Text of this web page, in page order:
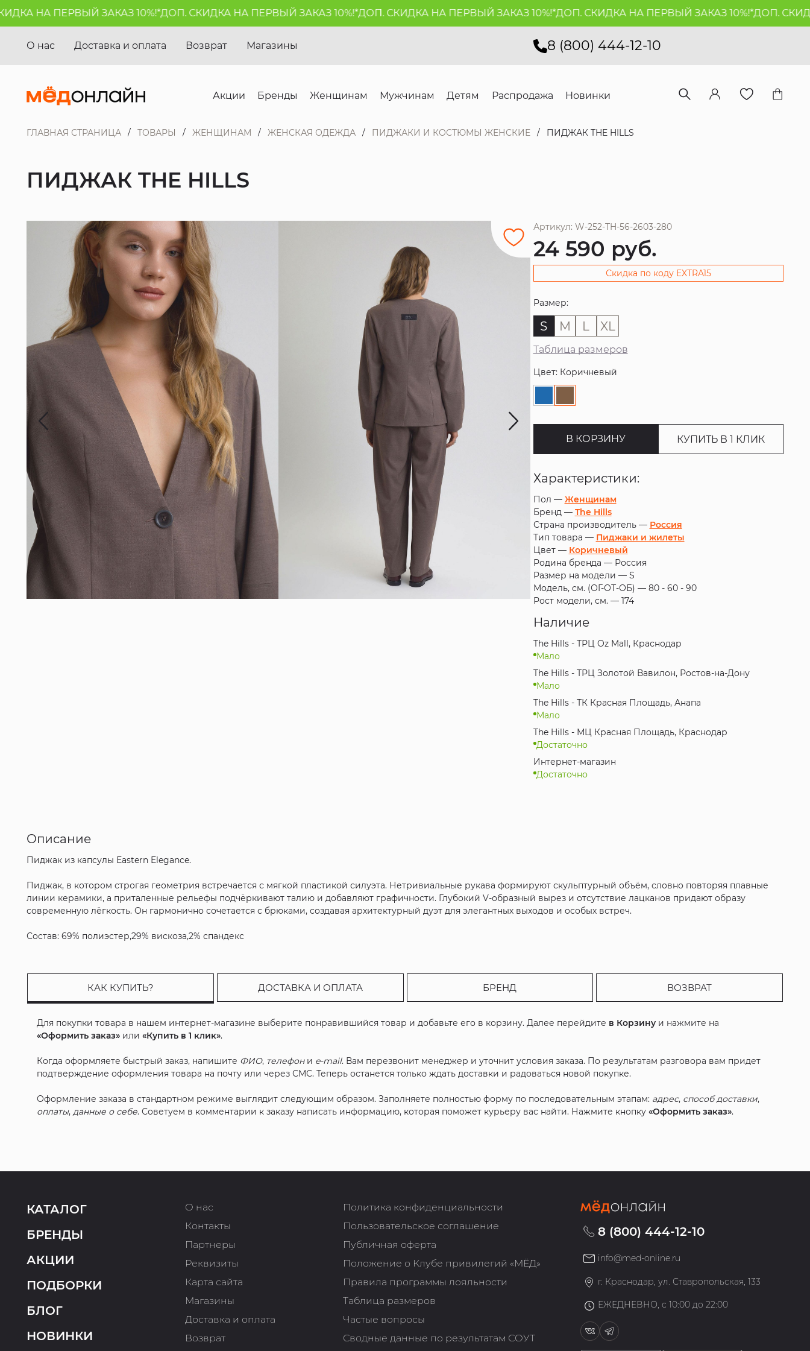
НА ПЕРВЫЙ ЗАКАЗ 10%!*ДОП. СКИДКА НА ПЕРВЫЙ ЗАКАЗ 10%!*ДОП. СКИДКА НА ПЕРВЫЙ ЗАКАЗ 10%!*ДОП. СКИДКА НА ПЕРВЫЙ ЗАКАЗ 10%!*ДОП. СКИДКА
8 (800) 444-12-10
О нас Доставка и оплата Возврат Магазины
Акции Бренды Женщинам Мужчинам Детям Распродажа Новинки
ГЛАВНАЯ СТРАНИЦА ТОВАРЫ ЖЕНЩИНАМ ЖЕНСКАЯ ОДЕЖДА ПИДЖАКИ И КОСТЮМЫ ЖЕНСКИЕ ПИДЖАК THE HILLS
ПИДЖАК THE HILLS
Артикул: W-252-TH-56-2603-280
24 590 руб.
Скидка по коду EXTRA15
Размер:
S M L XL
Таблица размеров
Цвет: Коричневый
В КОРЗИНУ КУПИТЬ В 1 КЛИК
Характеристики:
Пол — Женщинам
Бренд — The Hills
Страна производитель — Россия
Тип товара — Пиджаки и жилеты
Цвет — Коричневый
Родина бренда — Россия
Размер на модели — S
Модель, см. (ОГ-ОТ-ОБ) — 80 - 60 - 90
Рост модели, см. — 174
Наличие
The Hills - ТРЦ Oz Mall, Краснодар
Мало
The Hills - ТРЦ Золотой Вавилон, Ростов-на-Дону
Мало
The Hills - ТК Красная Площадь, Анапа
Мало
The Hills - МЦ Красная Площадь, Краснодар
Достаточно
Интернет-магазин
Достаточно
Описание
Пиджак из капсулы Eastern Elegance.
Пиджак, в котором строгая геометрия встречается с мягкой пластикой силуэта. Нетривиальные рукава формируют скульптурный объём, словно повторяя плавные
линии керамики, а приталенные рельефы подчёркивают талию и добавляют графичности. Глубокий V-образный вырез и отсутствие лацканов придают образу
современную лёгкость. Он гармонично сочетается с брюками, создавая архитектурный дуэт для элегантных выходов и особых встреч.
Состав: 69% полиэстер,29% вискоза,2% спандекс
КАК КУПИТЬ? ДОСТАВКА И ОПЛАТА БРЕНД ВОЗВРАТ
Для покупки товара в нашем интернет-магазине выберите понравившийся товар и добавьте его в корзину. Далее перейдите в Корзину и нажмите на
«Оформить заказ» или«Купить в 1 клик».
Когда оформляете быстрый заказ, напишите ФИО, телефони e-mail. Вам перезвонит менеджер и уточнит условия заказа. По результатам разговора вам придет
подтверждение оформления товара на почту или через СМС. Теперь останется только ждать доставки и радоваться новой покупке.
Оформление заказа в стандартном режиме выглядит следующим образом. Заполняете полностью форму по последовательным этапам: адрес, способ доставки,
оплаты,данные о себе. Советуем в комментарии к заказу написать информацию, которая поможет курьеру вас найти. Нажмите кнопку«Оформить заказ».
КАТАЛОГ
БРЕНДЫ
АКЦИИ
ПОДБОРКИ
БЛОГ
НОВИНКИ
О нас
Контакты
Партнеры
Реквизиты
Карта сайта
Магазины
Доставка и оплата
Возврат
Политика конфиденциальности
Пользовательское соглашение
Публичная оферта
Положение о Клубе привилегий «МЁД»
Правила программы лояльности
Таблица размеров
Частые вопросы
Сводные данные по результатам СОУТ
8 (800) 444-12-10
info@med-online.ru
г. Краснодар, ул. Ставропольская, 133
ЕЖЕДНЕВНО, с 10:00 до 22:00